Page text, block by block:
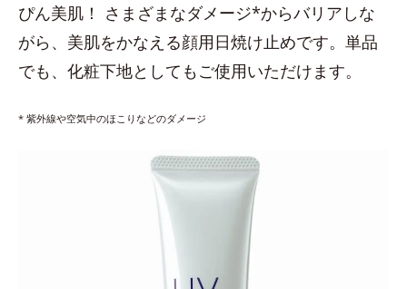
ぴん美肌！ さまざまなダメージ*からバリアしな
がら、美肌をかなえる顔用日焼け止めです。単品
でも、化粧下地としてもご使用いただけます。
* 紫外線や空気中のほこりなどのダメージ